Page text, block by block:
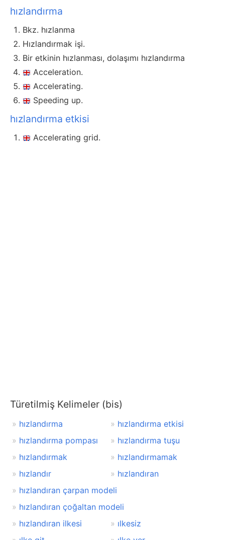
hızlandırma
Bkz. hızlanma
Hızlandırmak işi.
Bir etkinin hızlanması, dolaşımı hızlandırma
Acceleration.
Accelerating.
Speeding up.
hızlandırma etkisi
Accelerating grid.
Türetilmiş Kelimeler (bis)
hızlandırma
hızlandırma etkisi
hızlandırma pompası
hızlandırma tuşu
hızlandırmak
hızlandırmamak
hızlandır
hızlandıran
hızlandıran çarpan modeli
hızlandıran çoğaltan modeli
hızlandıran ilkesi
ılkesiz